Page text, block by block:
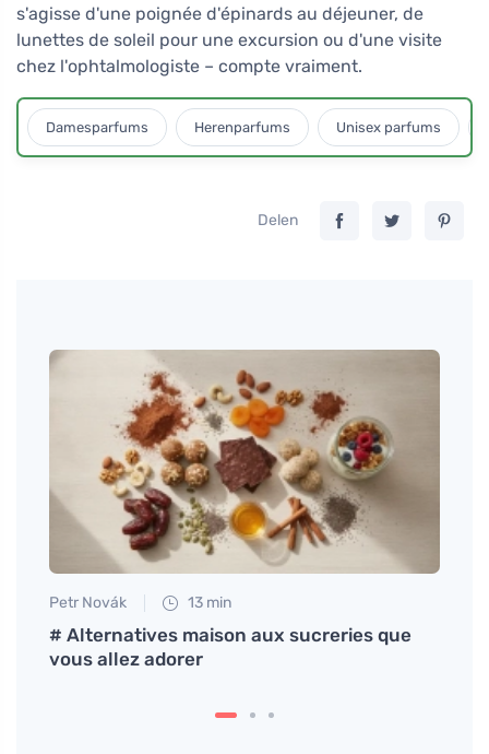
s'agisse d'une poignée d'épinards au déjeuner, de
lunettes de soleil pour une excursion ou d'une visite
chez l'ophtalmologiste – compte vraiment.
Damesparfums Herenparfums Unisex parfums
Delen
Petr Novák 13 min
# Alternatives maison aux sucreries que
vous allez adorer